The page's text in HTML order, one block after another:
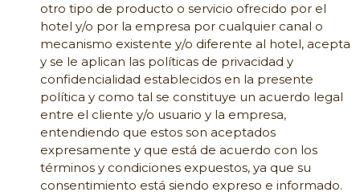
otro tipo de producto o servicio ofrecido por el
hotel y/o por la empresa por cualquier canal o
mecanismo existente y/o diferente al hotel, acepta
y se le aplican las políticas de privacidad y
confidencialidad establecidos en la presente
política y como tal se constituye un acuerdo legal
entre el cliente y/o usuario y la empresa,
entendiendo que estos son aceptados
expresamente y que está de acuerdo con los
términos y condiciones expuestos, ya que su
consentimiento está siendo expreso e informado.